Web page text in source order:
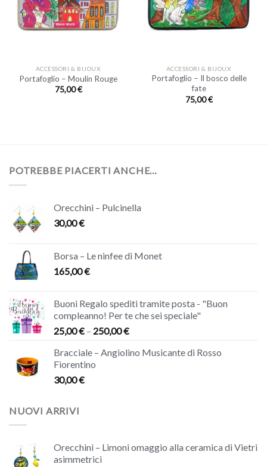
ACCESSORI & BIJOUX
Portafoglio – Moulin Rouge
75,00€
ACCESSORI & BIJOUX
Portafoglio – Il bosco delle
fate
75,00€
POTREBBE PIACERTI ANCHE…
Orecchini – Pulcinella
30,00€
Borsa – Le ninfee di Monet
165,00€
Buoni Regalo spediti tramite posta - "Buon
compleanno! Per te che sei speciale"
25,00€ – 250,00€
Bracciale – Angiolino Musicante di Rosso
Fiorentino
30,00€
NUOVI ARRIVI
Orecchini – Limoni omaggio alla ceramica di Vietri
asimmetrici